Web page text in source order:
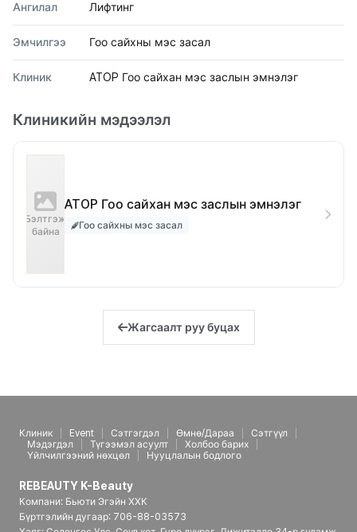
Ангилал Лифтинг
Эмчилгээ Гоо сайхны мэс засал
Клиник ATOP Гоо сайхан мэс заслын эмнэлэг
Клиникийн мэдээлэл
Бэлтгэж
байна
ATOP Гоо сайхан мэс заслын эмнэлэг
Гоо сайхны мэс засал
Жагсаалт руу буцах
Клиник Event Сэтгэгдэл Өмнө/Дараа
Сэтгүүл
Мэдэгдэл
Түгээмэл асуулт
Холбоо барих
Үйлчилгээний нөхцөл
Нууцлалын бодлого
REBEAUTY K-Beauty
Компани: Бьюти Эгэйн ХХК
Бүртгэлийн дугаар: 706-88-03573